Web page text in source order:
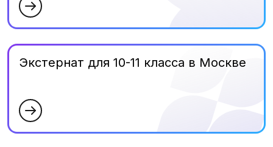
Экстернат для 10-11 класса в Москве